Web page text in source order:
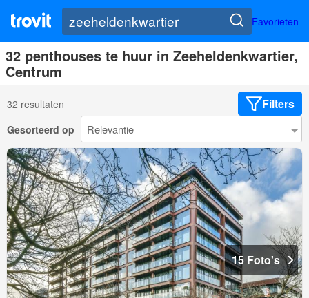
Favorieten
32 penthouses te huur in Zeeheldenkwartier,
Centrum
32 resultaten Filters
Gesorteerd op
15 Foto's